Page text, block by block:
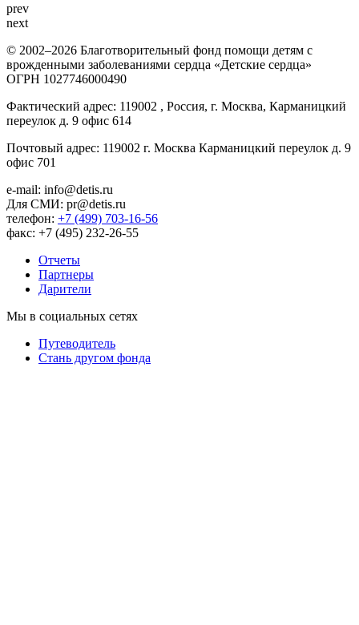
prev
next
© 2002–2026 Благотворительный фонд помощи детям с
врожденными заболеваниями сердца «Детские сердца»
ОГРН 1027746000490
Фактический адрес: 119002 , Россия, г. Москва, Карманицкий
переулок д. 9 офис 614
Почтовый адрес: 119002 г. Москва Карманицкий переулок д. 9
офис 701
e-mail: info@detis.ru
Для СМИ: pr@detis.ru
телефон: +7 (499) 703-16-56
факс: +7 (495) 232-26-55
Отчеты
Партнеры
Дарители
Мы в социальных сетях
Путеводитель
Cтань другом фонда